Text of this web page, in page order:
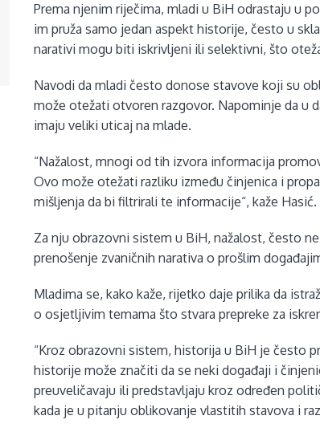
Prema njenim riječima, mladi u BiH odrastaju u
im pruža samo jedan aspekt historije, često u
narativi mogu biti iskrivljeni ili selektivni, što
Navodi da mladi često donose stavove koji su
može otežati otvoren razgovor. Napominje da u
imaju veliki uticaj na mlade.
“Nažalost, mnogi od tih izvora informacija
Ovo može otežati razliku između činjenica i
mišljenja da bi filtrirali te informacije“, kaže Hasić.
Za nju obrazovni sistem u BiH, nažalost, često
prenošenje zvaničnih narativa o prošlim
Mladima se, kako kaže, rijetko daje prilika da
o osjetljivim temama što stvara prepreke za
“Kroz obrazovni sistem, historija u BiH je često
historije može značiti da se neki događaji i
preuveličavaju ili predstavljaju kroz određen
kada je u pitanju oblikovanje vlastitih stavova i